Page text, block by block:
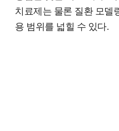
치료제는 물론 질환 모델
용 범위를 넓힐 수 있다.